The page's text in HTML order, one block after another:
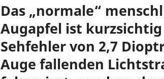
Das „normale“
Augapfel ist
Sehfehler von 2,7
Auge fallenden